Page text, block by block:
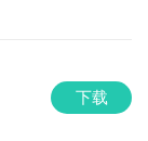
下载